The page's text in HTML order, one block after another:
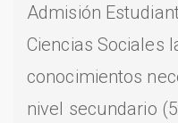
Admisión
Ciencias Sociales
conocimientos
nivel secundario